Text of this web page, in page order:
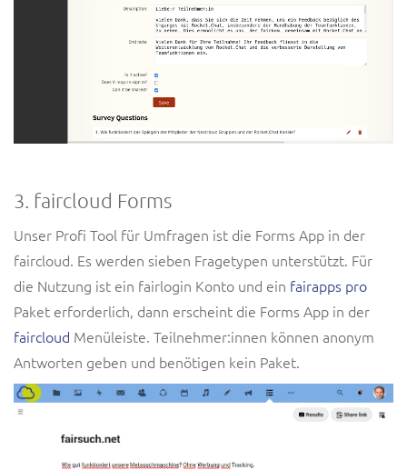
3. faircloud Forms
Unser Profi Tool für Umfragen ist die Forms App in der
faircloud. Es werden sieben Fragetypen unterstützt. Für
die Nutzung ist ein fairlogin Konto und ein fairapps pro
Paket erforderlich, dann erscheint die Forms App in der
faircloud Menüleiste. Teilnehmer:innen können anonym
Antworten geben und benötigen kein Paket.